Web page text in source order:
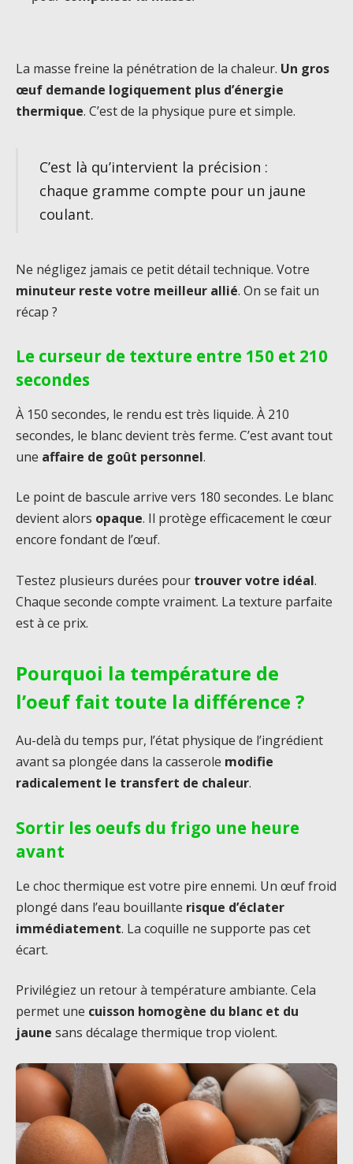
La masse freine la pénétration de la chaleur. Un gros
œuf demande logiquement plus d’énergie
thermique. C’est de la physique pure et simple.
C’est là qu’intervient la précision :
chaque gramme compte pour un jaune
coulant.
Ne négligez jamais ce petit détail technique. Votre
minuteur reste votre meilleur allié. On se fait un
récap ?
Le curseur de texture entre 150 et 210
secondes
À 150 secondes, le rendu est très liquide. À 210
secondes, le blanc devient très ferme. C’est avant tout
une affaire de goût personnel.
Le point de bascule arrive vers 180 secondes. Le blanc
devient alors opaque. Il protège efficacement le cœur
encore fondant de l’œuf.
Testez plusieurs durées pour trouver votre idéal.
Chaque seconde compte vraiment. La texture parfaite
est à ce prix.
Pourquoi la température de
l’oeuf fait toute la différence ?
Au-delà du temps pur, l’état physique de l’ingrédient
avant sa plongée dans la casserole modifie
radicalement le transfert de chaleur.
Sortir les oeufs du frigo une heure
avant
Le choc thermique est votre pire ennemi. Un œuf froid
plongé dans l’eau bouillante risque d’éclater
immédiatement. La coquille ne supporte pas cet
écart.
Privilégiez un retour à température ambiante. Cela
permet une cuisson homogène du blanc et du
jaune sans décalage thermique trop violent.